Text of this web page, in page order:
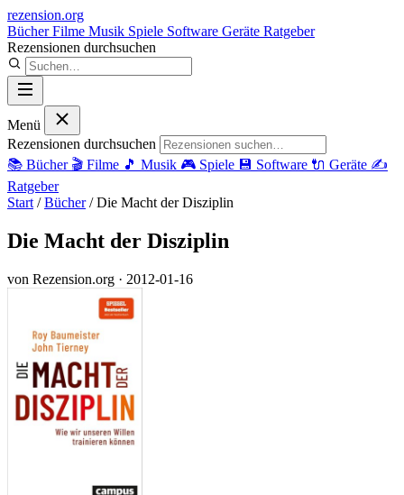
rezension.org
BücherFilme Musik Spiele Software Geräte Ratgeber
Rezensionen durchsuchen
Menü
Rezensionen durchsuchen
📚 Bücher 🎬 Filme 🎵 Musik 🎮 Spiele 💾 Software 🔌 Geräte ✍️
Ratgeber
Start / Bücher / Die Macht der Disziplin
Die Macht der Disziplin
von Rezension.org · 2012-01-16